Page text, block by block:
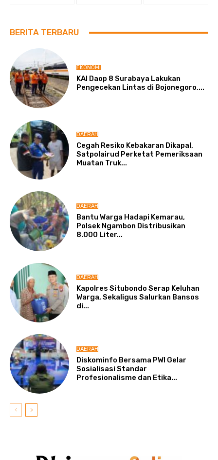
BERITA TERBARU
EKONOMI
KAI Daop 8 Surabaya Lakukan
Pengecekan Lintas di Bojonegoro,...
DAERAH
Cegah Resiko Kebakaran Dikapal,
Satpolairud Perketat Pemeriksaan
Muatan Truk...
DAERAH
Bantu Warga Hadapi Kemarau,
Polsek Ngambon Distribusikan
8.000 Liter...
DAERAH
Kapolres Situbondo Serap Keluhan
Warga, Sekaligus Salurkan Bansos
di...
DAERAH
Diskominfo Bersama PWI Gelar
Sosialisasi Standar
Profesionalisme dan Etika...